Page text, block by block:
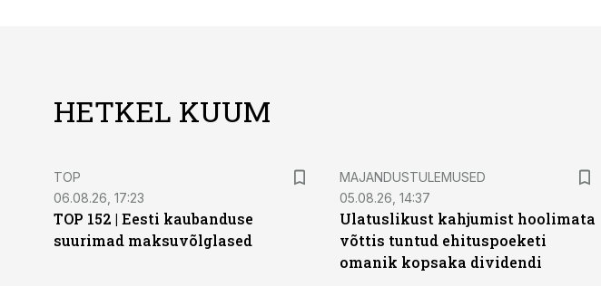
HETKEL KUUM
TOP
06.08.26, 17:23
TOP 152 | Eesti kaubanduse
suurimad maksuvõlglased
MAJANDUSTULEMUSED
05.08.26, 14:37
Ulatuslikust kahjumist hoolimata
võttis tuntud ehituspoeketi
omanik kopsaka dividendi